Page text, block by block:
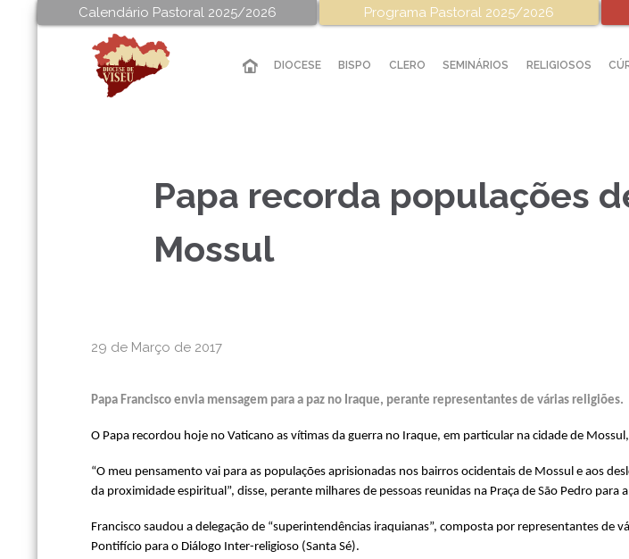
Calendário Pastoral 2025/2026 Programa Pastoral 2025/2026
DIOCESE BISPO CLERO SEMINÁRIOS RELIGIOSOS
Papa recorda populações
Mossul
29 de Março de 2017
Papa Francisco envia mensagem para a paz no Iraque, perante representantes de várias religiões.
O Papa recordou hoje no Vaticano as vítimas da guerra no Iraque, em particular na cidade de
“O meu pensamento vai para as populações aprisionadas nos bairros ocidentais de Mossul e aos
da proximidade espiritual”, disse, perante milhares de pessoas reunidas na Praça de São Pedro para
Francisco saudou a delegação de “superintendências iraquianas”, composta por representantes de
Pontifício para o Diálogo Inter-religioso (Santa Sé).